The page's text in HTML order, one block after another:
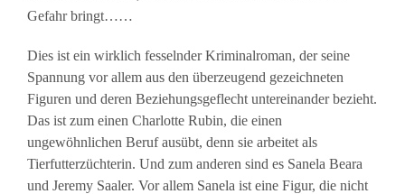
Gefahr bringt……
Dies ist ein wirklich fesselnder Kriminalroman, der seine
Spannung vor allem aus den überzeugend gezeichneten
Figuren und deren Beziehungsgeflecht untereinander bezieht.
Das ist zum einen Charlotte Rubin, die einen
ungewöhnlichen Beruf ausübt, denn sie arbeitet als
Tierfutterzüchterin. Und zum anderen sind es Sanela Beara
und Jeremy Saaler. Vor allem Sanela ist eine Figur, die nicht